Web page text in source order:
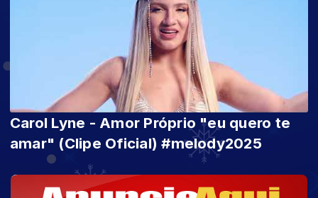
Carol Lyne - Amor Próprio "eu quero te
amar" (Clipe Oficial) #melody2025